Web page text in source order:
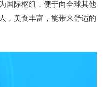
国际枢纽，便于向全球其他
，美食丰富，能带来舒适的